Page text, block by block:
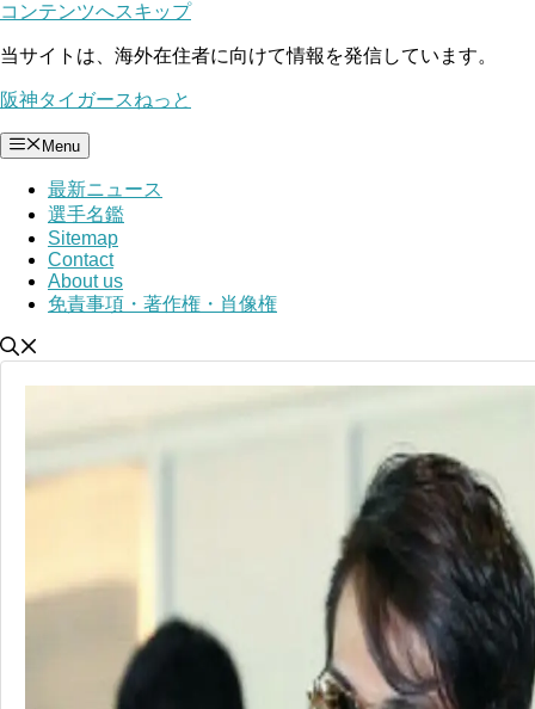
コンテンツへスキップ
当サイトは、海外在住者に向けて情報を発信しています。
阪神タイガースねっと
Menu
最新ニュース
選手名鑑
Sitemap
Contact
About us
免責事項・著作権・肖像権